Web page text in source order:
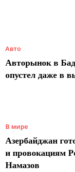
Авто
Авторынок в
опустел даже в
В мире
Азербайджан
и провокациям
Намазов